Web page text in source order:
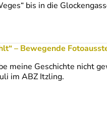
bis in die
– Bewegende
meine Geschichte nicht
im ABZ Itzling.